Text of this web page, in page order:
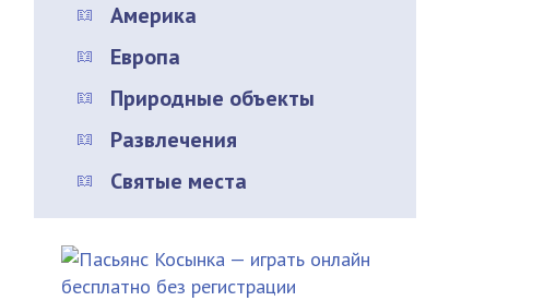
Америка
Европа
Природные объекты
Развлечения
Святые места